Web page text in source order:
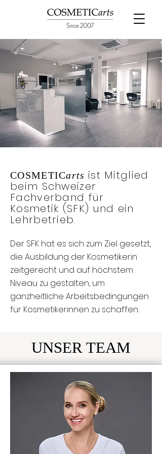
COSMETICarts ist Mitglied
beim Schweizer
Fachverband für
Kosmetik (SFK) und ein
Lehrbetrieb.
Der SFK hat es sich zum Ziel gesetzt,
die Ausbildung der Kosmetikerin
zeitgerecht und auf höchstem
Niveau zu gestalten, um
ganzheitliche Arbeitsbedingungen
für Kosmetikerinnen zu schaffen.
UNSER TEAM